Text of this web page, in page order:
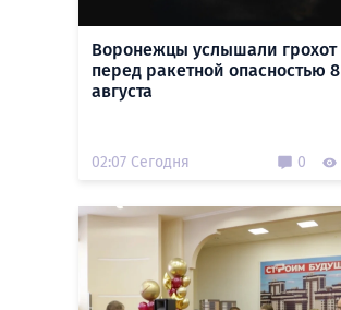
Воронежцы услышали грохот
перед ракетной опасностью 8
августа
02:07 Сегодня 0